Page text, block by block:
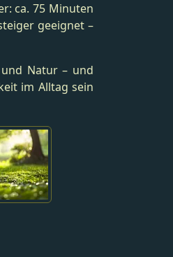
ca. 75 Minuten
geeignet –
Natur – und
im Alltag sein